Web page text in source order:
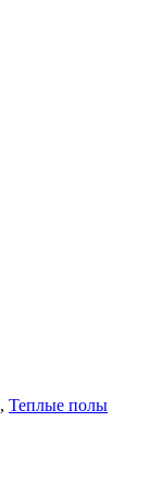
, Теплые полы